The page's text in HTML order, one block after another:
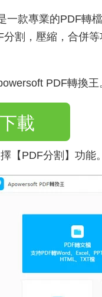
一款專業的PDF轉
分割，壓縮，合併
PDF轉換王
載
【PDF分割】功能。